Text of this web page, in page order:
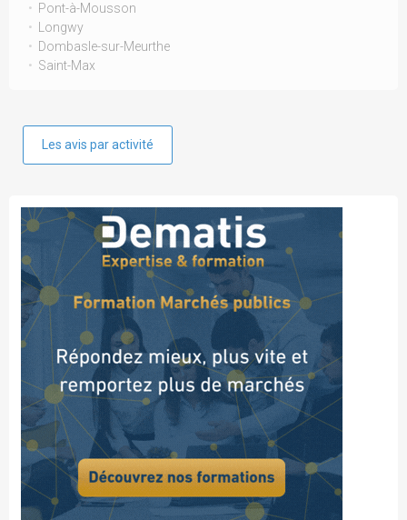
Pont-à-Mousson
Longwy
Dombasle-sur-Meurthe
Saint-Max
Les avis par activité